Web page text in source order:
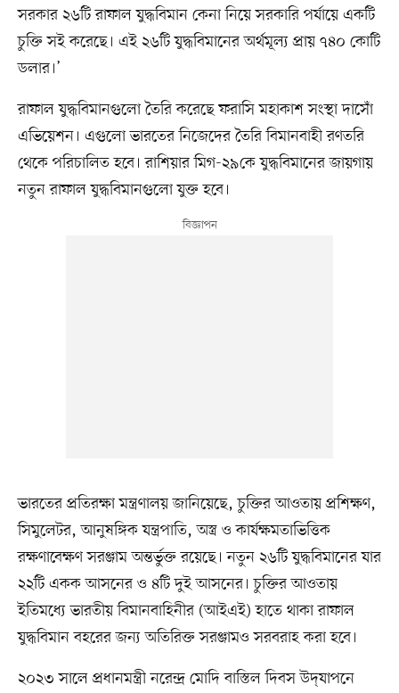
সরকার ২৬টি রাফাল যুদ্ধবিমান কেনা নিয়ে সরকারি পর্যায়ে একটি
চুক্তি সই করেছে। এই ২৬টি যুদ্ধবিমানের অর্থমূল্য প্রায় ৭৪০ কোটি
ডলার।’
রাফাল যুদ্ধবিমানগুলো তৈরি করেছে ফরাসি মহাকাশ সংস্থা দাসোঁ
এভিয়েশন। এগুলো ভারতের নিজেদের তৈরি বিমানবাহী রণতরি
থেকে পরিচালিত হবে। রাশিয়ার মিগ-২৯কে যুদ্ধবিমানের জায়গায়
নতুন রাফাল যুদ্ধবিমানগুলো যুক্ত হবে।
ভারতের প্রতিরক্ষা মন্ত্রণালয় জানিয়েছে, চুক্তির আওতায় প্রশিক্ষণ,
সিমুলেটর, আনুষঙ্গিক যন্ত্রপাতি, অস্ত্র ও কার্যক্ষমতাভিত্তিক
রক্ষণাবেক্ষণ সরঞ্জাম অন্তর্ভুক্ত রয়েছে। নতুন ২৬টি যুদ্ধবিমানের যার
২২টি একক আসনের ও ৪টি দুই আসনের। চুক্তির আওতায়
ইতিমধ্যে ভারতীয় বিমানবাহিনীর (আইএই) হাতে থাকা রাফাল
যুদ্ধবিমান বহরের জন্য অতিরিক্ত সরঞ্জামও সরবরাহ করা হবে।
২০২৩ সালে প্রধানমন্ত্রী নরেন্দ্র মোদি বাস্তিল দিবস উদ্‌যাপনে